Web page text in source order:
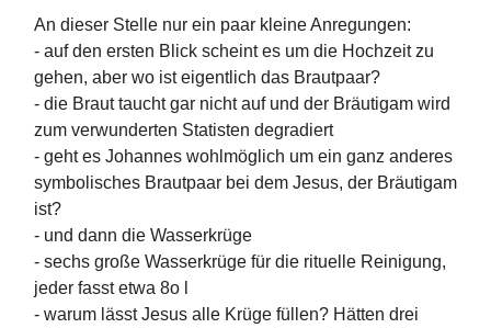
An dieser Stelle nur ein paar kleine Anregungen:
- auf den ersten Blick scheint es um die Hochzeit zu
gehen, aber wo ist eigentlich das Brautpaar?
- die Braut taucht gar nicht auf und der Bräutigam wird
zum verwunderten Statisten degradiert
- geht es Johannes wohlmöglich um ein ganz anderes
symbolisches Brautpaar bei dem Jesus, der Bräutigam
ist?
- und dann die Wasserkrüge
- sechs große Wasserkrüge für die rituelle Reinigung,
jeder fasst etwa 8o l
- warum lässt Jesus alle Krüge füllen? Hätten drei